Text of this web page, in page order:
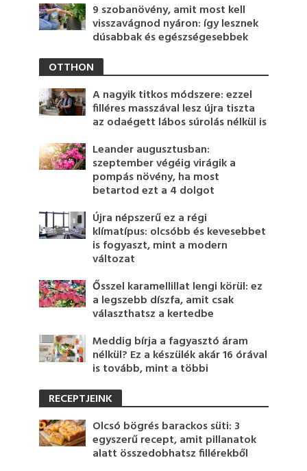
9 szobanövény, amit most kell
visszavágnod nyáron: így lesznek
dúsabbak és egészségesebbek
OTTHON
A nagyik titkos módszere: ezzel
filléres masszával lesz újra tiszta
az odaégett lábos súrolás nélkül is
Leander augusztusban:
szeptember végéig virágik a
pompás növény, ha most
betartod ezt a 4 dolgot
Újra népszerű ez a régi
klímatípus: olcsóbb és kevesebbet
is fogyaszt, mint a modern
változat
Ősszel karamellillat lengi körül: ez
a legszebb díszfa, amit csak
választhatsz a kertedbe
Meddig bírja a fagyasztó áram
nélkül? Ez a készülék akár 16 órával
is tovább, mint a többi
RECEPTJEINK
Olcsó bögrés barackos süti: 3
egyszerű recept, amit pillanatok
alatt összedobhatsz fillérekből